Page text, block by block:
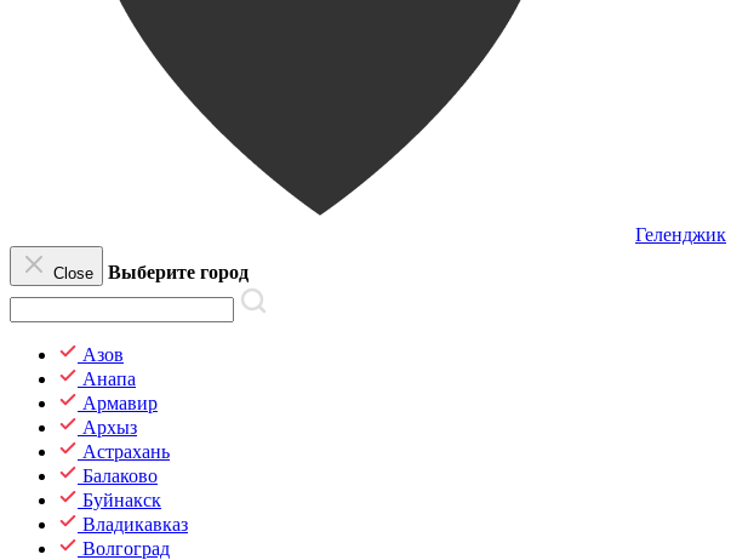
Геленджик
Close Выберите город
Азов
Анапа
Армавир
Архыз
Астрахань
Балаково
Буйнакск
Владикавказ
Волгоград